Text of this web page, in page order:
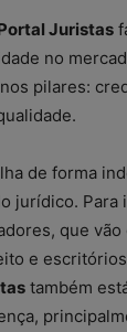
Juristas
no
pilares:
de forma
jurídico. Para
que
e
também